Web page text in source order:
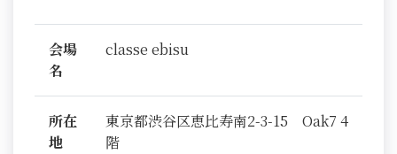
会場
名
classe ebisu
所在
地
東京都渋谷区恵比寿南2-3-15 Oak7 4
階